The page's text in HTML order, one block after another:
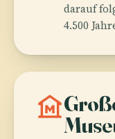
darauf
4.500
museum